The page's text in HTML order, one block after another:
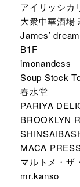
アイリッシカ
大衆中華酒場
James’ dream
B1F
imonandess
Soup Stock
春水堂
PARIYA
BROOKLYN
MACA
マルトメ・ザ
mr.kanso